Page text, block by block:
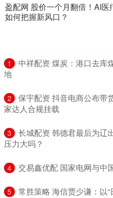
盈配网 股价一个月翻倍！AI医
如何把握新风口？
1
中祥配资 煤炭：港口去库
地
2
保宇配资 抖音电商公布带
家达人合规挂载
3
长城配资 韩德君最后为辽
压力大吗？
4 交易鑫优配 国家电网与中
5 常胜策略 海信贾少谦：以